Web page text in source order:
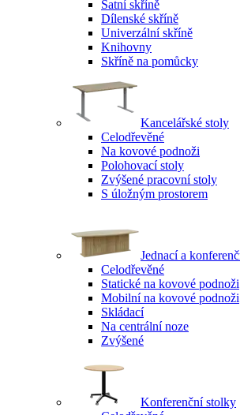
Šatní skříně
Dílenské skříně
Univerzální skříně
Knihovny
Skříně na pomůcky
Kancelářské stoly
Celodřevěné
Na kovové podnoži
Polohovací stoly
Zvýšené pracovní stoly
S úložným prostorem
Jednací a
Celodřevěné
Statické na kovové podnoži
Mobilní na kovové podnoži
Skládací
Na centrální noze
Zvýšené
Konferenční stolky